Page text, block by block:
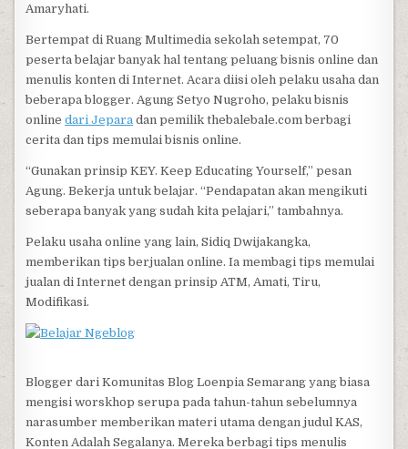
Amaryhati.
Bertempat di Ruang Multimedia sekolah setempat, 70
peserta belajar banyak hal tentang peluang bisnis online dan
menulis konten di Internet. Acara diisi oleh pelaku usaha dan
beberapa blogger. Agung Setyo Nugroho, pelaku bisnis
onlinedari Jepara dan pemilik thebalebale.com berbagi
cerita dan tips memulai bisnis online.
“Gunakan prinsip KEY. Keep Educating Yourself,” pesan
Agung. Bekerja untuk belajar. “Pendapatan akan mengikuti
seberapa banyak yang sudah kita pelajari,” tambahnya.
Pelaku usaha online yang lain, Sidiq Dwijakangka,
memberikan tips berjualan online. Ia membagi tips memulai
jualan di Internet dengan prinsip ATM, Amati, Tiru,
Modifikasi.
Blogger dari Komunitas Blog Loenpia Semarang yang biasa
mengisi worskhop serupa pada tahun-tahun sebelumnya
narasumber memberikan materi utama dengan judul KAS,
Konten Adalah Segalanya. Mereka berbagi tips menulis